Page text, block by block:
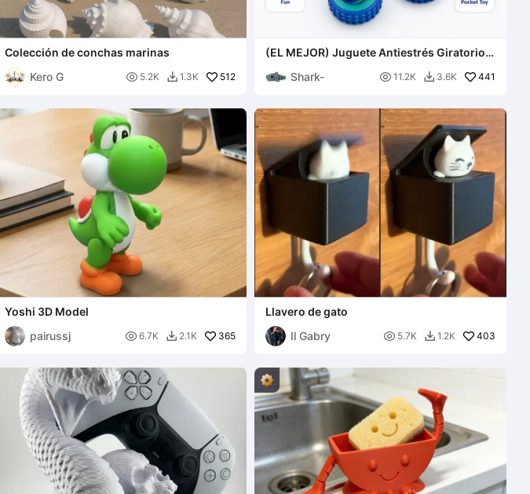
Colección de conchas marinas
Kero G
 5.2K  1.3K 512
(EL MEJOR) Juguete Antiestrés Giratorio y
las Edades.
Shark-  11.2K  3.6K 441
Yoshi 3D Model
pairussj
 6.7K  2.1K 365
Llavero de gato
Il Gabry
 5.7K  1.2K 403